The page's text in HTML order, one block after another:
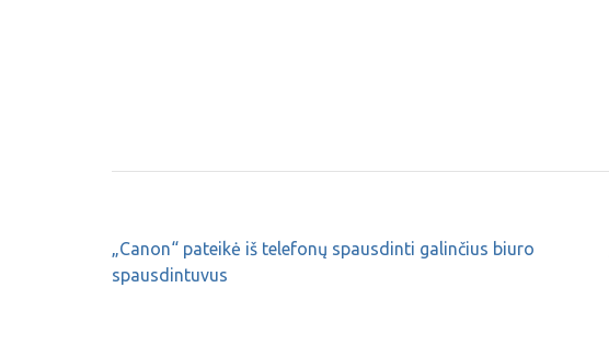
„Canon“ pateikė iš telefonų spausdinti galinčius biuro
spausdintuvus